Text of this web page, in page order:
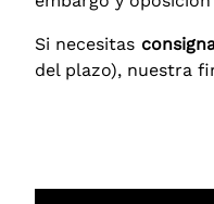
Si necesitas
del plazo), nuestra